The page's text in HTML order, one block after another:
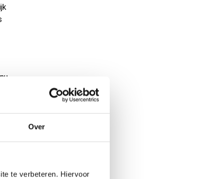
Over
te verbeteren. Hiervoor